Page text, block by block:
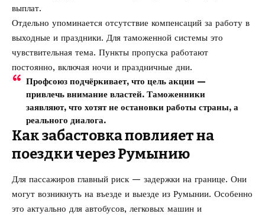
выплат.
Отдельно упоминается отсутствие компенсаций за работу в
выходные и праздники. Для таможенной системы это
чувствительная тема. Пункты пропуска работают
постоянно, включая ночи и праздничные дни.
Профсоюз подчёркивает, что цель акции —
привлечь внимание властей. Таможенники
заявляют, что хотят не остановки работы страны, а
реального диалога.
Как забастовка повлияет на
поездки через Румынию
Для пассажиров главный риск — задержки на границе. Они
могут возникнуть на въезде и выезде из Румынии. Особенно
это актуально для автобусов, легковых машин и